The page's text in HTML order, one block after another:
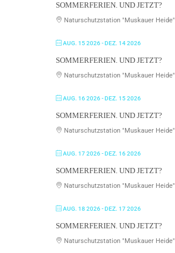
SOMMERFERIEN. UND JETZT?
Naturschutzstation "Muskauer Heide"
AUG. 15 2026- DEZ. 14 2026
SOMMERFERIEN. UND JETZT?
Naturschutzstation "Muskauer Heide"
AUG. 16 2026- DEZ. 15 2026
SOMMERFERIEN. UND JETZT?
Naturschutzstation "Muskauer Heide"
AUG. 17 2026- DEZ. 16 2026
SOMMERFERIEN. UND JETZT?
Naturschutzstation "Muskauer Heide"
AUG. 18 2026- DEZ. 17 2026
SOMMERFERIEN. UND JETZT?
Naturschutzstation "Muskauer Heide"